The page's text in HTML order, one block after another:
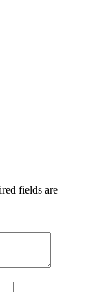
fields are